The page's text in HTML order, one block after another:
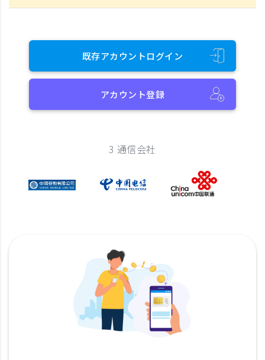
既存アカウントログイン
アカウント登録
3 通信会社